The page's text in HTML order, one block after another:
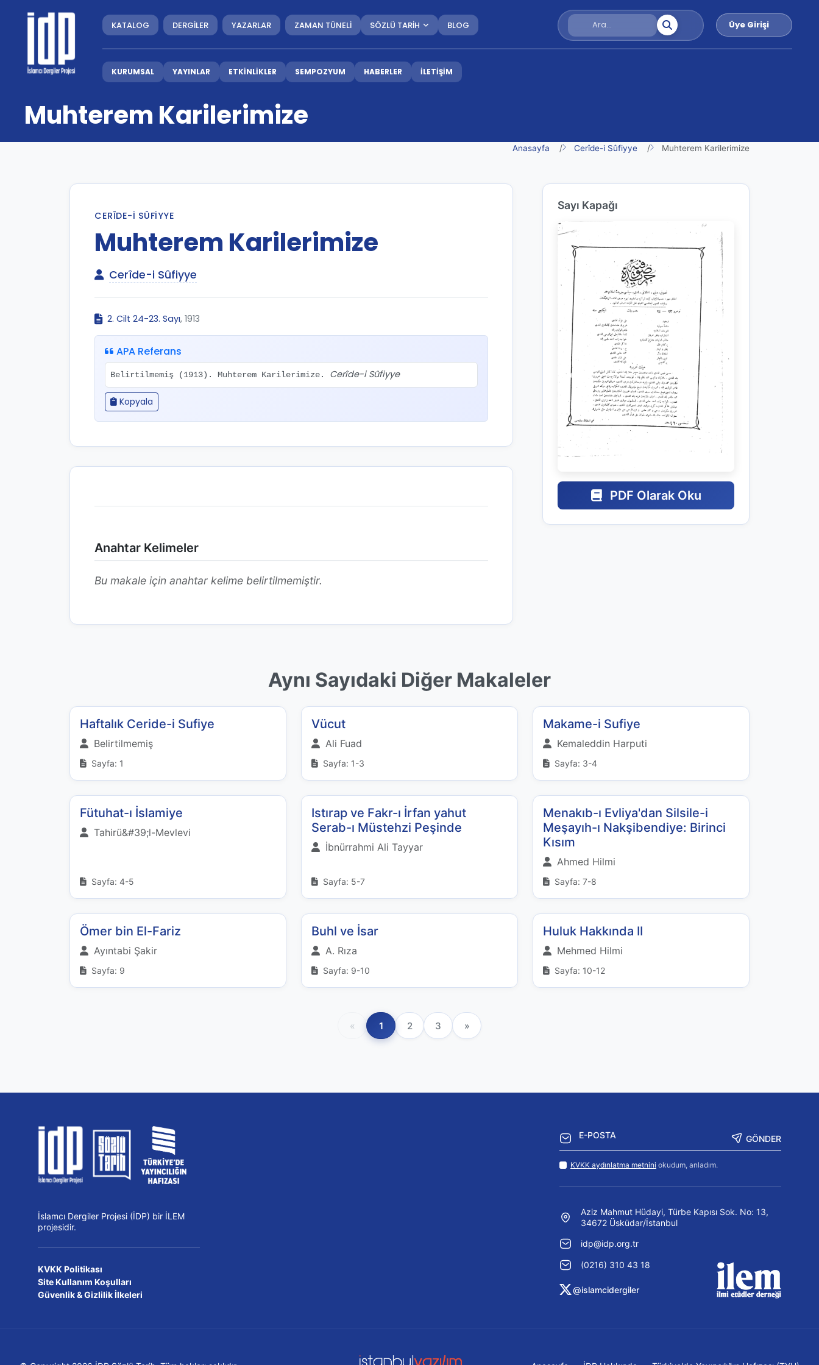
KATALOG DERGİLER YAZARLAR ZAMAN TÜNELİ SÖZLÜ TARİH BLOG Üye Girişi
KURUMSAL YAYINLAR ETKİNLİKLER SEMPOZYUM HABERLER İLETİŞİM
Muhterem Karilerimize
Anasayfa Cerîde-i Sûfiyye Muhterem Karilerimize
CERÎDE-I SÛFIYYE
Muhterem Karilerimize
Cerîde-i Sûfiyye
2. Cilt 24-23. Sayı, 1913
APA Referans
Belirtilmemiş (1913). Muhterem Karilerimize. Cerîde-i Sûfiyye
Kopyala
Anahtar Kelimeler
Bu makale için anahtar kelime belirtilmemiştir.
Sayı Kapağı
PDF Olarak Oku
Aynı Sayıdaki Diğer Makaleler
Haftalık Ceride-i Sufiye
Belirtilmemiş
Sayfa: 1
Vücut
Ali Fuad
Sayfa: 1-3
Makame-i Sufiye
Kemaleddin Harputi
Sayfa: 3-4
Fütuhat-ı İslamiye
Tahirü&#39;l-Mevlevi
Sayfa: 4-5
Istırap ve Fakr-ı İrfan yahut
Serab-ı Müstehzi Peşinde
İbnürrahmi Ali Tayyar
Sayfa: 5-7
Menakıb-ı Evliya'dan Silsile-i
Meşayıh-ı Nakşibendiye: Birinci
Kısım
Ahmed Hilmi
Sayfa: 7-8
Ömer bin El-Fariz
Ayıntabi Şakir
Sayfa: 9
Buhl ve İsar
A. Rıza
Sayfa: 9-10
Huluk Hakkında II
Mehmed Hilmi
Sayfa: 10-12
« 1 2 3 »
İslamcı Dergiler Projesi (İDP) bir İLEM
projesidir.
KVKK Politikası
Site Kullanım Koşulları
Güvenlik & Gizlilik İlkeleri
GÖNDER
KVKK aydınlatma metnini okudum, anladım.
Aziz Mahmut Hüdayi, Türbe Kapısı Sok. No: 13,
34672 Üsküdar/İstanbul
idp@idp.org.tr
(0216) 310 43 18
@islamcidergiler